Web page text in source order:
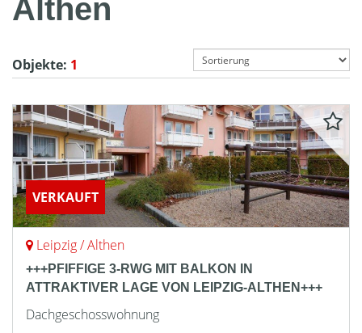
Althen
Objekte: 1
VERKAUFT
Leipzig / Althen
+++PFIFFIGE 3-RWG MIT BALKON IN
ATTRAKTIVER LAGE VON LEIPZIG-ALTHEN+++
Dachgeschosswohnung